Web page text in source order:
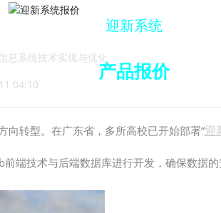
解决方案下载
迎新系统
产品报价
息系统技术实现与优化
04:10
转型。在广东省，多所高校已开始部署“迎
端技术与后端数据库进行开发，确保数据的